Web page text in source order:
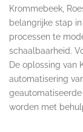
Krommebeek,
belangrijke stap
processen te
schaalbaarheid.
De oplossing van
automatisering
worden met